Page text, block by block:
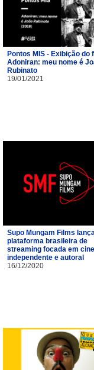
Pontos MIS - Exibição do
Adoniran: meu nome é
Rubinato
19/01/2021
Supo Mungam Films
plataforma brasileira de
streaming focada em
independente e autoral
16/12/2020